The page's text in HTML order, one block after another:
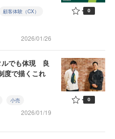
顧客体験（CX）
2026/01/26
0
ルでも体現 良
度で描くこれ
小売
2026/01/19
0